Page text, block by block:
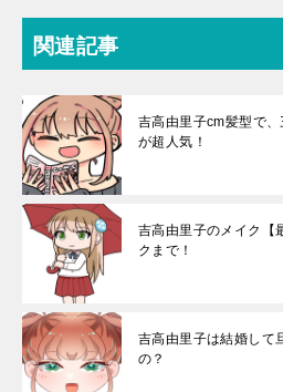
関連記事
吉高由里子cm髪型で
が超人気！
吉高由里子のメイク【
クまで！
吉高由里子は結婚して
の？